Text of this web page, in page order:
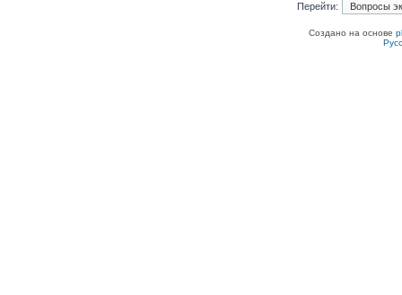
Перейти:
Создано на основе